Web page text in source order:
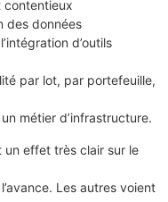
contentieux
des données
d’outils
par lot, par portefeuille,
métier d’infrastructure.
effet très clair sur le
Les autres voient